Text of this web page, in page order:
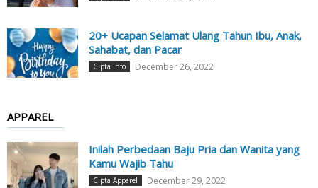
20+ Ucapan Selamat Ulang Tahun Ibu, Anak,
Sahabat, dan Pacar
Cipta Info December 26, 2022
APPAREL
Inilah Perbedaan Baju Pria dan Wanita yang
Kamu Wajib Tahu
Cipta Apparel December 29, 2022